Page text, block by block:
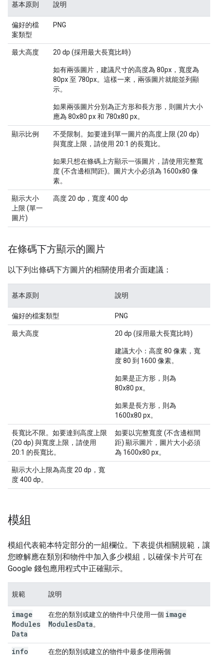
基本原則 說明
偏好的檔
案類型
PNG
最大高度 20 dp (採用最大長寬比時)
如有兩張圖片，建議尺寸的高度為 80px，寬度為
80px 至 780px。這樣一來，兩張圖片就能並列顯
示。
如果兩張圖片分別為正方形和長方形，則圖片大小
應為 80x80 px 和 780x80 px。
顯示比例
不受限制。如要達到單一圖片的高度上限 (20 dp)
與寬度上限，請使用 20:1 的長寬比。
如果只想在條碼上方顯示一張圖片，請使用完整寬
度 (不含邊框間距)。圖片大小必須為 1600x80 像
素。
顯示大小
上限 (單一
圖片)
高度 20 dp，寬度 400 dp
在條碼下方顯示的圖片
以下列出條碼下方圖片的相關使用者介面建議：
基本原則 說明
偏好的檔案類型 PNG
最大高度 20 dp (採用最大長寬比時)
建議大小：高度 80 像素，寬
度 80 到 1600 像素。
如果是正方形，則為
80x80 px。
如果是長方形，則為
1600x80 px。
長寬比不限。如要達到高度上限
(20 dp) 與寬度上限，請使用
20:1 的長寬比。
如要以完整寬度 (不含邊框間
距) 顯示圖片，圖片大小必須
為 1600x80 px。
顯示大小上限為高度 20 dp，寬
度 400 dp。
模組
模組代表範本特定部分的一組欄位。下表提供相關規範，讓
您瞭解應在類別和物件中加入多少模組，以確保卡片可在
Google 錢包應用程式中正確顯示。
規範 說明
image
Modules
Data
在您的類別或建立的物件中只使用一個 image
ModulesData。
info 在您的類別或建立的物件中最多使用兩個